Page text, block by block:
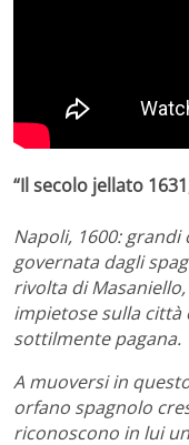
“Il secolo jellato
Napoli, 1600:
governata dagli
rivolta di
impietose sulla
sottilmente pagana.
A muoversi in
orfano spagnolo
riconoscono in lui